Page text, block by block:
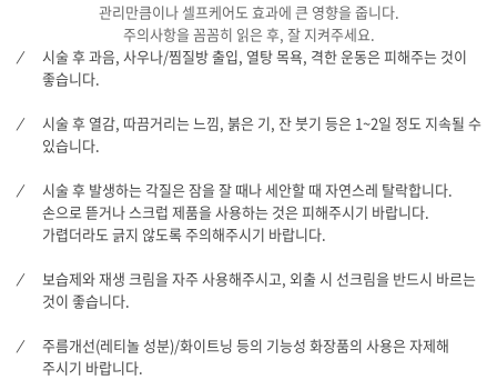
관리만큼이나 셀프케어도 효과에 큰 영향을 줍니다.
주의사항을 꼼꼼히 읽은 후, 잘 지켜주세요.
시술 후 과음, 사우나/찜질방 출입, 열탕 목욕, 격한 운동은 피해주는 것이
좋습니다.
시술 후 열감, 따끔거리는 느낌, 붉은 기, 잔 붓기 등은 1~2일 정도 지속될 수
있습니다.
시술 후 발생하는 각질은 잠을 잘 때나 세안할 때 자연스레 탈락합니다.
손으로 뜯거나 스크럽 제품을 사용하는 것은 피해주시기 바랍니다.
가렵더라도 긁지 않도록 주의해주시기 바랍니다.
보습제와 재생 크림을 자주 사용해주시고, 외출 시 선크림을 반드시 바르는
것이 좋습니다.
주름개선(레티놀 성분)/화이트닝 등의 기능성 화장품의 사용은 자제해
주시기 바랍니다.